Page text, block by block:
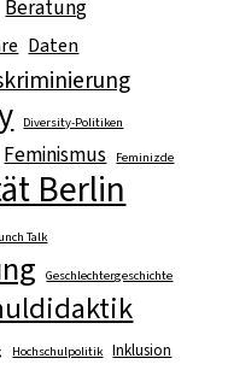
Beratung
Daten
Diversity-Politiken
Feminismus Feminizde
Berlin
Talk
Geschlechtergeschichte
Hochschulpolitik Inklusion